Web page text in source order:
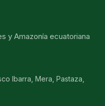
y Amazonía ecuatoriana
Ibarra, Mera, Pastaza,